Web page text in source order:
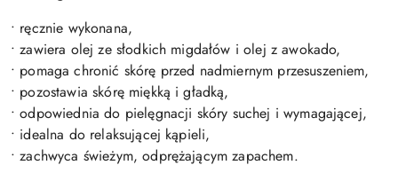
• ręcznie wykonana,
• zawiera olej ze słodkich migdałów i olej z awokado,
• pomaga chronić skórę przed nadmiernym przesuszeniem,
• pozostawia skórę miękką i gładką,
• odpowiednia do pielęgnacji skóry suchej i wymagającej,
• idealna do relaksującej kąpieli,
• zachwyca świeżym, odprężającym zapachem.